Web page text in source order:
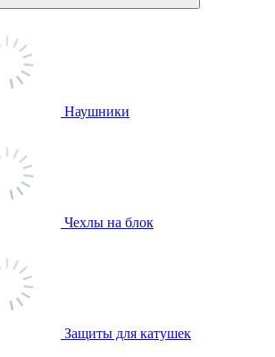
Наушники
Чехлы на блок
Защиты для катушек